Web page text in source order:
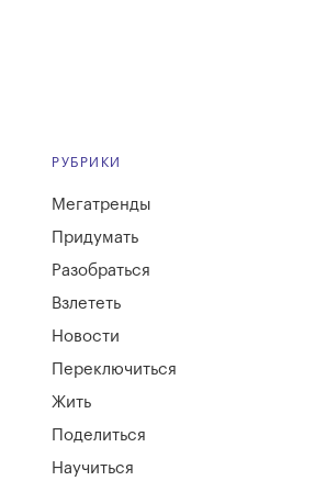
РУБРИКИ
Мегатренды
Придумать
Разобраться
Взлететь
Новости
Переключиться
Жить
Поделиться
Научиться